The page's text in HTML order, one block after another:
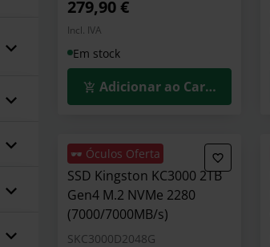
279,90 €
Incl. IVA
Em stock
Adicionar ao Carrinho
🕶️ Óculos Oferta
SSD Kingston KC3000 2TB
Gen4 M.2 NVMe 2280
(7000/7000MB/s)
SKC3000D2048G